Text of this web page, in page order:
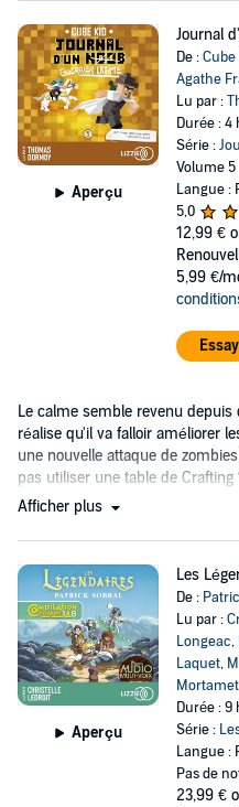
Aperçu
Journal
De :Cube
Agathe
Lu par :
Durée : 4
Série :
Volume 5
Langue :
5,0
12,99 €
5,99 €/
Le calme semble revenu
réalise qu'il va falloir améliorer
une nouvelle attaque de
pas utiliser une table de Crafting
Afficher plus
Aperçu
Les
De :
Lu par :
Longeac,
Laquet,
Mortamet
Durée : 9
Série :
Langue :
Pas de
23,99 €